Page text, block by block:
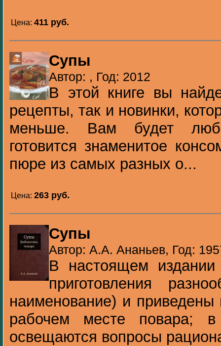
Цена: 411 pуб.
Супы
Автор: , Год: 2012
В этой книге вы
рецепты, так и новинки,
меньше. Вам будет
готовится знаменитое
пюре из самых разных о...
Цена: 263 pуб.
Супы
Автор: А.А. Ананьев, Год:
В настоящем издании
приготовления
наименование) и приведены
рабочем месте повара; в
освещаются вопросы